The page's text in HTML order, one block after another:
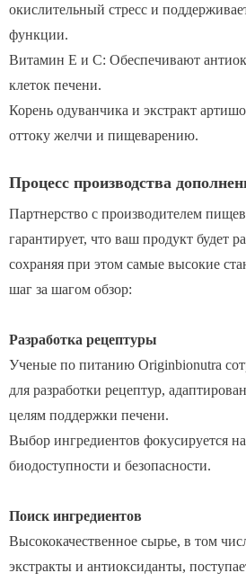
окислительный стресс и
функции.
Витамин Е и С: Обеспечивают
клеток печени.
Корень одуванчика и экстракт
оттоку желчи и пищеварению.
Процесс производства
Партнерство с производителем
гарантирует, что ваш продукт будет
сохраняя при этом самые высокие
шаг за шагом обзор:
Разработка рецептуры
Ученые по питанию Originbionutra
для разработки рецептур,
целям поддержки печени.
Выбор ингредиентов фокусируется
биодоступности и безопасности.
Поиск ингредиентов
Высококачественное сырье, в том
экстракты и антиоксиданты,